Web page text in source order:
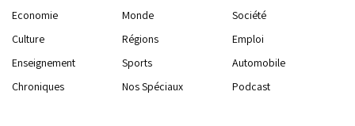
Economie
Monde
Société
Culture
Régions
Emploi
Enseignement
Sports
Automobile
Chroniques
Nos Spéciaux Podcast